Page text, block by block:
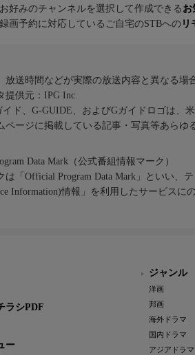
お好みのチャンネルを選択して作成できる お
録画予約に対応しているご自宅のSTBへの リ
放送時間などが実際の放送内容と異なる場
提供元：IPG Inc.
イド、G-GUIDE、およびGガイドロゴは、
ページに掲載している記事・写真等あらゆ
Data Mark（公式番組情報マーク）
は「Official Program Data Mark」といい、
Information)情報」を利用したサービスに
ラシPDF
ー
ジャンル
洋画
邦画
海外ドラマ
国内ドラマ
アジアドラマ